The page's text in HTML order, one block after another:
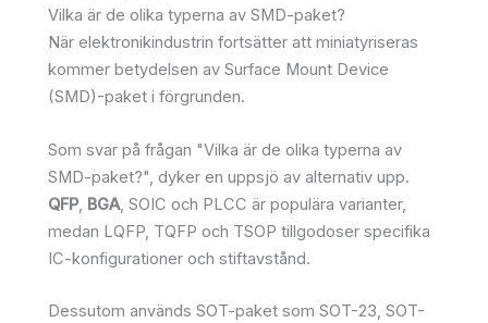
Vilka är de olika typerna av SMD-paket?
När elektronikindustrin fortsätter att miniatyriseras
kommer betydelsen av Surface Mount Device
(SMD)-paket i förgrunden.
Som svar på frågan "Vilka är de olika typerna av
SMD-paket?", dyker en uppsjö av alternativ upp.
QFP, BGA, SOIC och PLCC är populära varianter,
medan LQFP, TQFP och TSOP tillgodoser specifika
IC-konfigurationer och stiftavstånd.
Dessutom används SOT-paket som SOT-23, SOT-